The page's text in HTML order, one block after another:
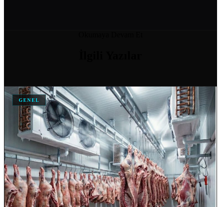
SOĞUK HAVA DEPOSU FIYATLARI VE MALIYET HESAPLAMA
04 Nis 2026
ANKARA IÇIN SOĞUK HAVA DEPOSU İMALATI YAPAN…
04 Nis 2026
DONUK ODA
11 Şub 2026
GENEL